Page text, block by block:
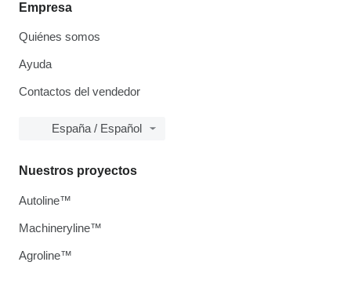
Empresa
Quiénes somos
Ayuda
Contactos del vendedor
España / Español
Nuestros proyectos
Autoline™
Machineryline™
Agroline™